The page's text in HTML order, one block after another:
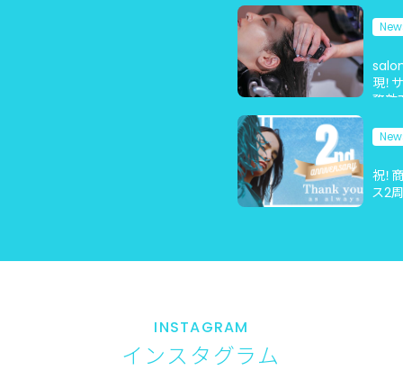
現！
務効
祝！
ス2周
INSTAGRAM
インスタグラム